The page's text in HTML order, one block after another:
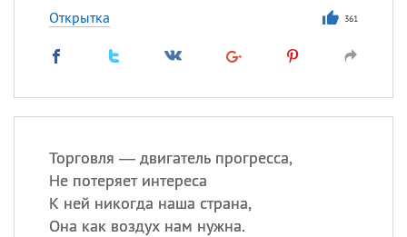
Открытка 361
Торговля — двигатель прогресса,
Не потеряет интереса
К ней никогда наша страна,
Она как воздух нам нужна.